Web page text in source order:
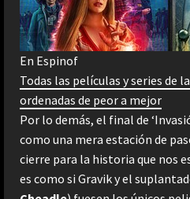
En Espinof
Todas las películas y series de
ordenadas de peor a mejor
Por lo demás, el final de
como una mera estación de
cierre para la historia que nos
es como si Gravik y el